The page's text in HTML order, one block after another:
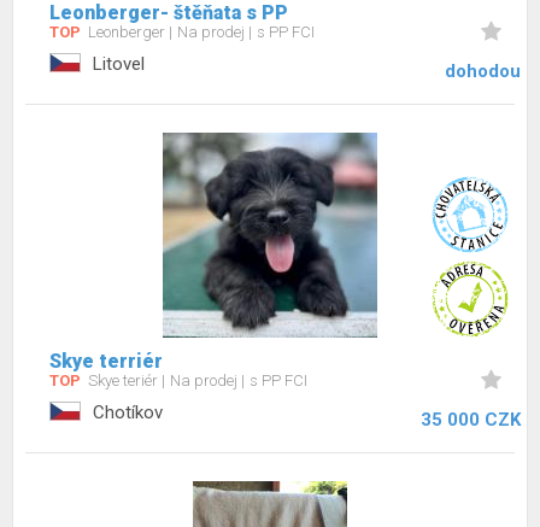
Leonberger- štěňata s PP
TOP Leonberger Na prodej s PP FCI
Litovel dohodou
Skye terriér
TOP Skye teriér Na prodej s PP FCI
Chotíkov 35 000 CZK